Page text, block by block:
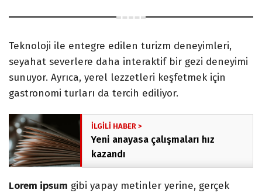
Teknoloji ile entegre edilen turizm deneyimleri,
seyahat severlere daha interaktif bir gezi deneyimi
sunuyor. Ayrıca, yerel lezzetleri keşfetmek için
gastronomi turları da tercih ediliyor.
Yeni anayasa çalışmaları hız
kazandı
Lorem ipsum gibi yapay metinler yerine, gerçek